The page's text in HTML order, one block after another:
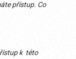
přístup. Co
k této